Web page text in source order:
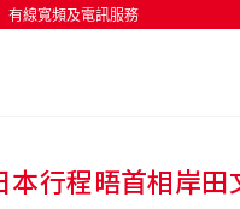
有線寬頻及電訊服務
按輸入鍵開始搜尋
本行程晤首相岸田